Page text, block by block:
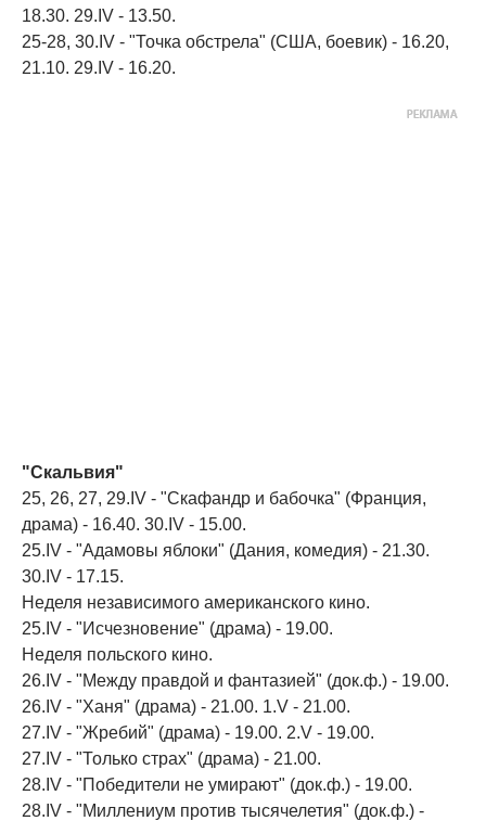
18.30. 29.IV - 13.50.
25-28, 30.IV - "Точка обстрела" (США, боевик) - 16.20,
21.10. 29.IV - 16.20.
"Скальвия"
25, 26, 27, 29.IV - "Скафандр и бабочка" (Франция,
драма) - 16.40. 30.IV - 15.00.
25.IV - "Адамовы яблоки" (Дания, комедия) - 21.30.
30.IV - 17.15.
Неделя независимого американского кино.
25.IV - "Исчезновение" (драма) - 19.00.
Неделя польского кино.
26.IV - "Между правдой и фантазией" (док.ф.) - 19.00.
26.IV - "Ханя" (драма) - 21.00. 1.V - 21.00.
27.IV - "Жребий" (драма) - 19.00. 2.V - 19.00.
27.IV - "Только страх" (драма) - 21.00.
28.IV - "Победители не умирают" (док.ф.) - 19.00.
28.IV - "Миллениум против тысячелетия" (док.ф.) -